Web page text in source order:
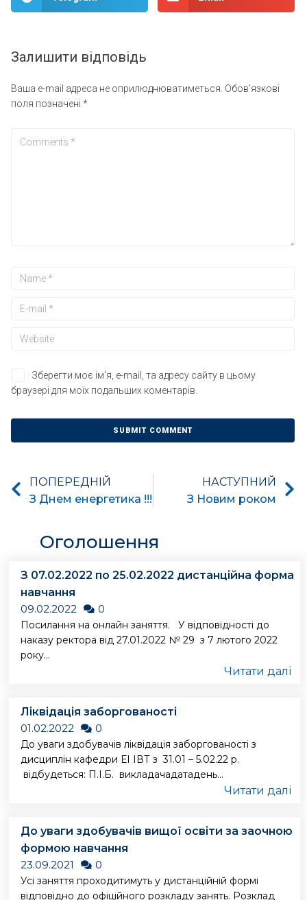
Залишити відповідь
Ваша e-mail адреса не оприлюднюватиметься. Обов’язкові
поля позначені *
Зберегти моє ім'я, e-mail, та адресу сайту в цьому
браузері для моїх подальших коментарів.
ПОПЕРЕДНІЙ
З Днем енергетика !!!
НАСТУПНИЙ
З Новим роком
Оголошення
З 07.02.2022 по 25.02.2022 дистанційна форма
навчання
09.02.2022
0
Посилання на онлайн заняття. У відповідності до
наказу ректора від 27.01.2022 № 29 з 7 лютого 2022
року...
Читати далі
Ліквідація заборгованості
01.02.2022
0
До уваги здобувачів ліквідація заборгованості з
дисциплін кафедри ЕІ ІВТ з 31.01 – 5.02.22 р.
відбудеться: П.І.Б. викладачадатадень...
Читати далі
До уваги здобувачів вищої освіти за заочною
формою навчання
23.09.2021
0
Усі заняття проходитимуть у дистанційній формі
відповідно до офіційного розкладу занять. Розклад